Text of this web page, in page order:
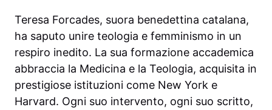
Teresa Forcades, suora benedettina catalana,
ha saputo unire teologia e femminismo in un
respiro inedito. La sua formazione accademica
abbraccia la Medicina e la Teologia, acquisita in
prestigiose istituzioni come New York e
Harvard. Ogni suo intervento, ogni suo scritto,